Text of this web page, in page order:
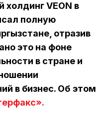
VEON в
полную
отразив
это на фоне
в стране и
в бизнес. Об этом